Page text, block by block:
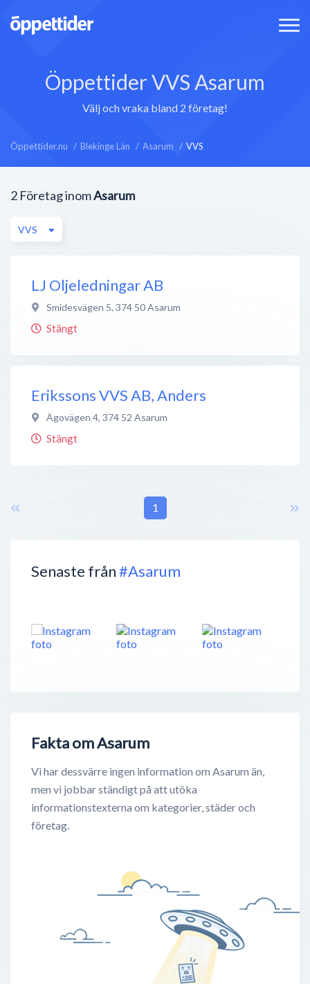
Öppettider VVS Asarum
Välj och vraka bland 2 företag!
Öppettider.nu Blekinge Län Asarum VVS
Senaste från#Asarum
Fakta om Asarum
Vi har dessvärre ingen information om Asarum än,
men vi jobbar ständigt på att utöka
informationstexterna om kategorier, städer och
företag.
2 Företag inomAsarum
VVS
LJ Oljeledningar AB
Smidesvägen 5, 374 50Asarum
Stängt
Erikssons VVS AB, Anders
Ägovägen 4, 374 52 Asarum
Stängt
1